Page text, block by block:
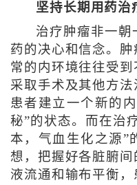
坚持长期用药治
治疗肿瘤非一朝
药的决心和信念。
常的内环境往往受
采取手术及其他方
患者建立一个新的
秘”的状态。而在治
本，气血生化之源”
想，把握好各脏腑
液流通和输布平衡